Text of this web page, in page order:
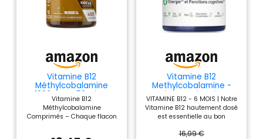
Vitamine B12
Méthylcobalamine
1000mcg 450 Micro
Comprimés, Vitamine
B12 Vegan, +12 Mois
d'Approvisionnement,
Vitamine B12
Méthylcobalamine
Comprimés – Chaque flacon
Vitamine B12
Methylcobalamine -
Granions Anti Fatigue -
Nerveux - 180 Cps
VITAMINE B12 - 6 MOIS | Notre
Vitamine B12 hautement dosé
est essentielle au bon
fonctionnement du système
nerveux et à la reduction de la
16,99 €